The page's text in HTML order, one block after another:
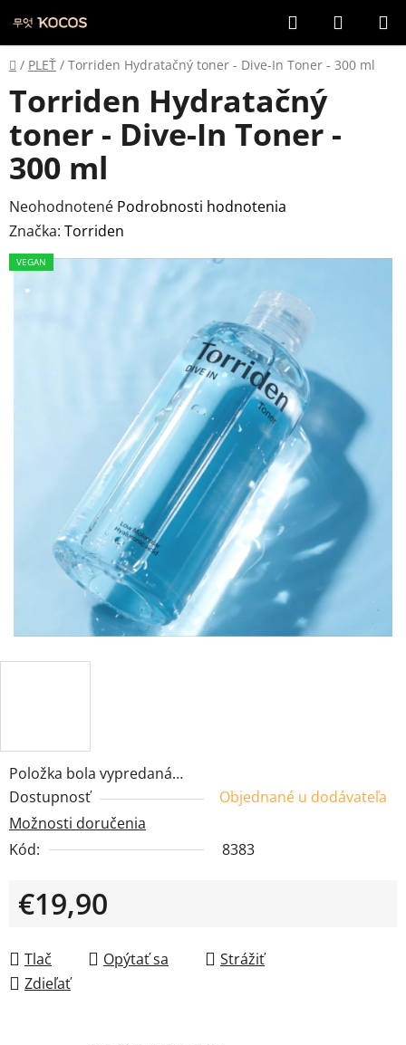
na
obsah
Hľadať
KOŠÍK
Domov
/ PLEŤ / Torriden Hydratačný toner - Dive-In Toner - 300 ml
Položka bola vypredaná…
Dostupnosť
Objednané u dodávateľa
Možnosti doručenia
Kód:
8383
€19,90
Tlač
Opýtať sa
Strážiť
Zdieľať
Torriden Hydratačný
toner - Dive-In Toner -
300 ml
Priemerné
hodnotenie
produktu
Neohodnotené Podrobnosti hodnotenia
Značka: Torriden
VEGAN